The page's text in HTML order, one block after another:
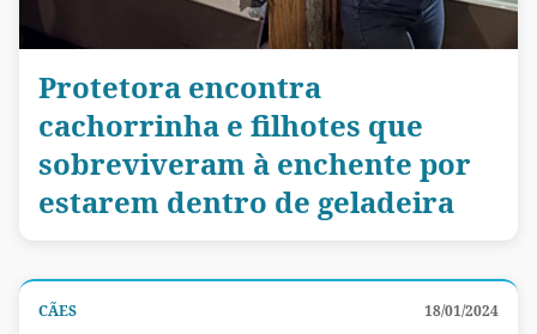
Protetora encontra
cachorrinha e filhotes que
sobreviveram à enchente por
estarem dentro de geladeira
CÃES 18/01/2024